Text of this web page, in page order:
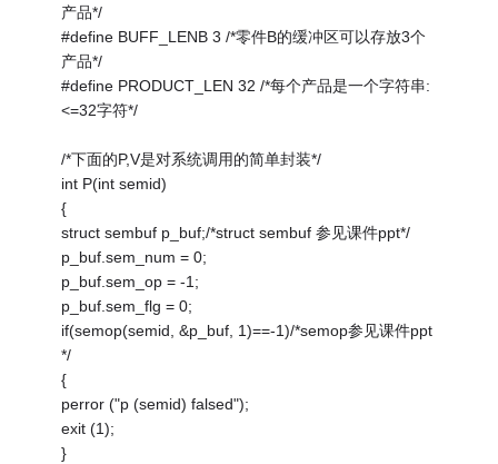
产品*/
#define BUFF_LENB 3 /*零件B的缓冲区可以存放3个
产品*/
#define PRODUCT_LEN 32 /*每个产品是一个字符串:
<=32字符*/
/*下面的P,V是对系统调用的简单封装*/
int P(int semid)
{
struct sembuf p_buf;/*struct sembuf 参见课件ppt*/
p_buf.sem_num = 0;
p_buf.sem_op = -1;
p_buf.sem_flg = 0;
if(semop(semid, &p_buf, 1)==-1)/*semop参见课件ppt
*/
{
perror ("p (semid) falsed");
exit (1);
}